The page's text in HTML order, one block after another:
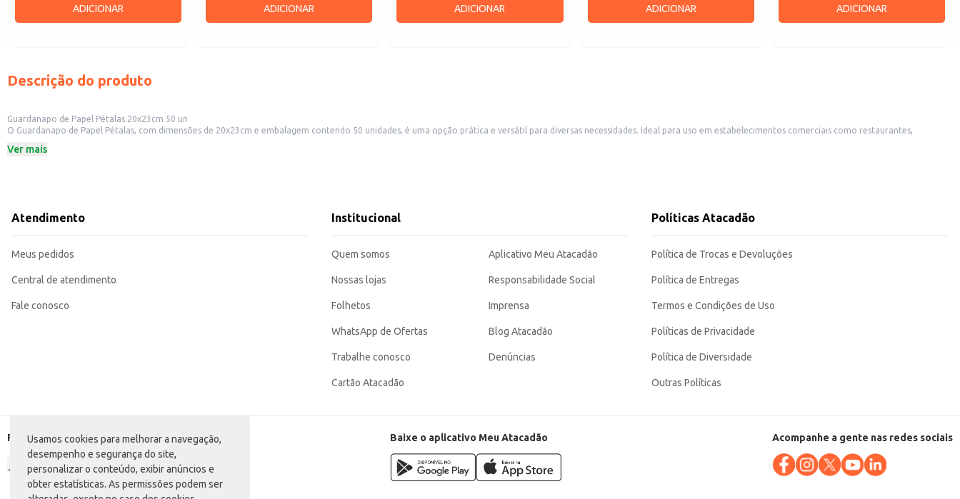
Usamos cookies para melhorar a navegação,
desempenho e segurança do site,
personalizar o conteúdo, exibir anúncios e
obter estatísticas. As permissões podem ser
ADICIONAR ADICIONAR ADICIONAR ADICIONAR ADICIONAR
Descrição do produto
Guardanapo de Papel Pétalas 20x23cm 50 un
O Guardanapo de Papel Pétalas, com dimensões de 20x23cm e embalagem contendo 50 unidades, é uma opção prática e versátil para diversas necessidades. Ideal para uso em estabelecimentos comerciais como restaurantes,
Dicas de Uso:
Ver mais
Atendimento
Meus pedidos
Central de atendimento
Fale conosco
Institucional
Quem somos
Nossas lojas
Folhetos
WhatsApp de Ofertas
Trabalhe conosco
Cartão Atacadão
Aplicativo Meu Atacadão
Responsabilidade Social
Imprensa
Blog Atacadão
Denúncias
Políticas Atacadão
Política de Trocas e Devoluções
Política de Entregas
Termos e Condições de Uso
Políticas de Privacidade
Política de Diversidade
Outras Políticas
Formas de pagamento Baixe o aplicativo Meu Atacadão Acompanhe a gente nas redes sociais